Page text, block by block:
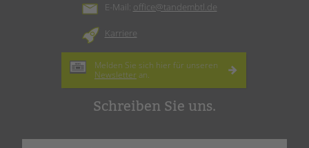
E-Mail: office@tandembtl.de
Karriere
Melden Sie sich hier für unseren
Newsletter an.
Schreiben Sie uns.